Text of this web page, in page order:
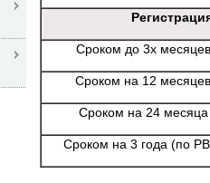
Сроком до 3х месяцев
Сроком на 12 месяцев
Сроком на 24 месяца
Сроком на 3 года (по